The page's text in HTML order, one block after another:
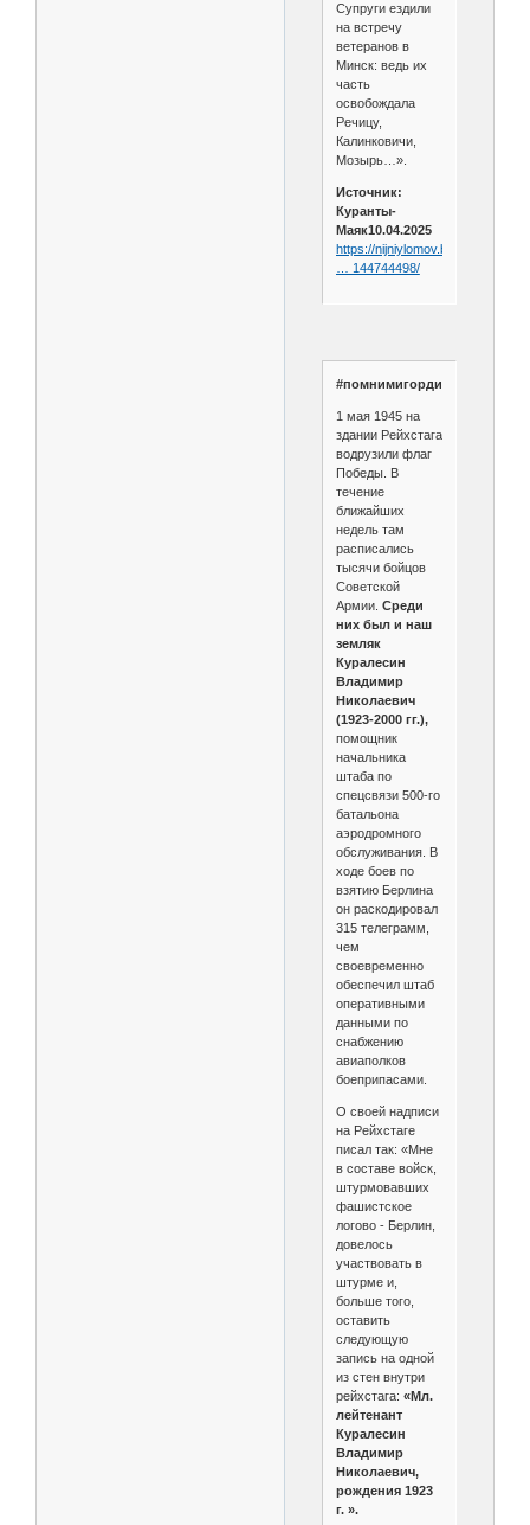
Супруги ездили
на встречу
ветеранов в
Минск: ведь их
часть
освобождала
Речицу,
Калинковичи,
Мозырь…».
Источник:
Куранты-
Маяк10.04.2025
https://
… 144744498/
#помнимигордимся
1 мая 1945 на
здании Рейхстага
водрузили флаг
Победы. В
течение
ближайших
недель там
расписались
тысячи бойцов
Советской
Армии. Среди
них был и наш
земляк
Куралесин
Владимир
Николаевич
(1923-2000 гг.),
помощник
начальника
штаба по
спецсвязи 500-го
батальона
аэродромного
обслуживания. В
ходе боев по
взятию Берлина
он раскодировал
315 телеграмм,
чем
своевременно
обеспечил штаб
оперативными
данными по
снабжению
авиаполков
боеприпасами.
О своей надписи
на Рейхстаге
писал так: «Мне
в составе войск,
штурмовавших
фашистское
логово - Берлин,
довелось
участвовать в
штурме и,
больше того,
оставить
следующую
запись на одной
из стен внутри
рейхстага: «Мл.
лейтенант
Куралесин
Владимир
Николаевич,
рождения 1923
г. ».